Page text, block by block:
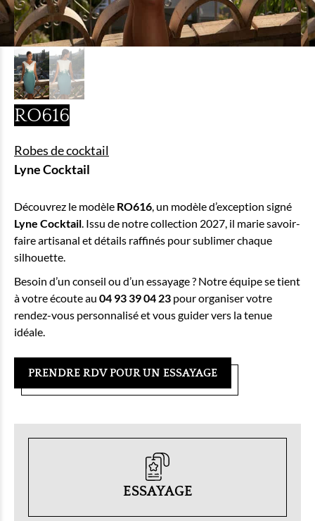
RO616
Robes de cocktail
Lyne Cocktail
Découvrez le modèle RO616 , un modèle d’exception signé
Lyne Cocktail . Issu de notre collection 2027, il marie savoir-
faire artisanal et détails raffinés pour sublimer chaque
silhouette.
Besoin d’un conseil ou d’un essayage ? Notre équipe se tient
à votre écoute au 04 93 39 04 23 pour organiser votre
rendez-vous personnalisé et vous guider vers la tenue
idéale.
PRENDRE RDV POUR UN ESSAYAGE
ESSAYAGE